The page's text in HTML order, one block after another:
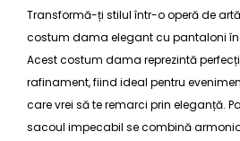
Transformă-ți stilul într-o operă de
costum dama elegantcu pantaloni
Acestcostum dama reprezintă
rafinament, fiind ideal pentru
care vrei să te remarci prin eleganță.
sacoul impecabil se combină